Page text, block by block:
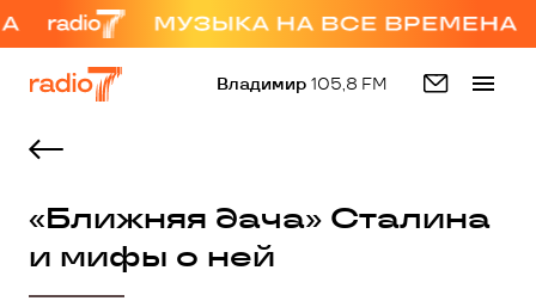
Владимир 105,8 FM
«Ближняя дача» Сталина
и мифы о ней